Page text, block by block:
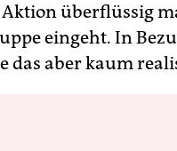
überflüssig
eingeht. In
das aber kaum